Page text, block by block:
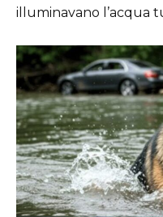
illuminavano l’acqua